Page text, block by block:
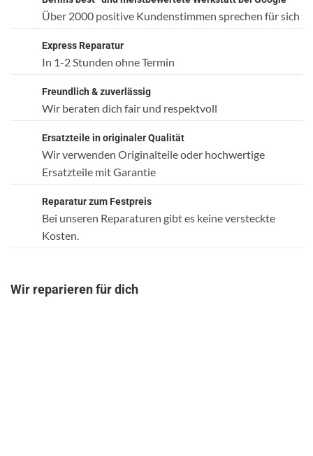
Über 2000 positive Kundenstimmen sprechen für sich
Express Reparatur
In 1-2 Stunden ohne Termin
Freundlich & zuverlässig
Wir beraten dich fair und respektvoll
Ersatzteile in originaler Qualität
Wir verwenden Originalteile oder hochwertige
Ersatzteile mit Garantie
Reparatur zum Festpreis
Bei unseren Reparaturen gibt es keine versteckte
Kosten.
Wir reparieren für dich